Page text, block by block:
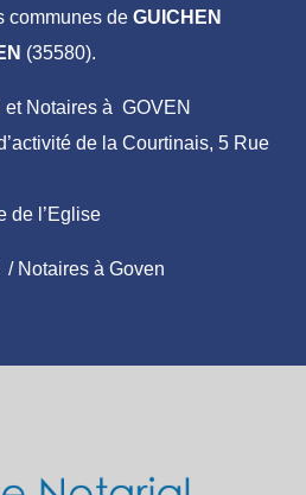
communes de GUICHEN
(35580).
Notaires à GOVEN
de la Courtinais, 5 Rue
de l’Eglise
Notaires à Goven